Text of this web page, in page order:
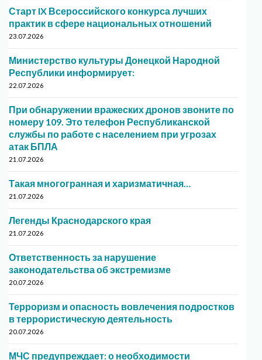
Старт IX Всероссийского конкурса лучших
практик в сфере национальных отношений
23.07.2026
Министерство культуры Донецкой Народной
Республики информирует:
22.07.2026
При обнаружении вражеских дронов звоните по
номеру 109. Это телефон Республиканской
службы по работе с населением при угрозах
атак БПЛА
21.07.2026
Такая многогранная и харизматичная…
21.07.2026
Легенды Краснодарского края
21.07.2026
Ответственность за нарушение
законодательства об экстремизме
20.07.2026
Терроризм и опасность вовлечения подростков
в террористическую деятельность
20.07.2026
МЧС предупреждает: о необходимости